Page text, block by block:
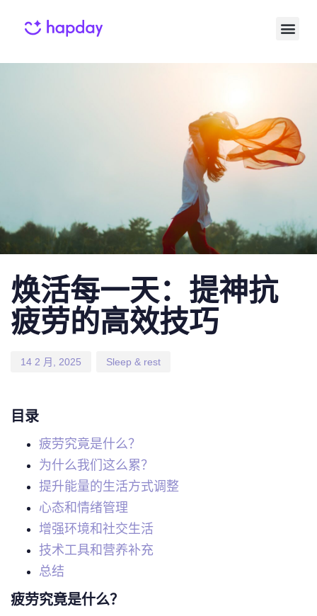
焕活每一天：提神抗
疲劳的高效技巧
on:
14 2 月, 2025 Sleep & rest
目录
疲劳究竟是什么？
为什么我们这么累？
提升能量的生活方式调整
心态和情绪管理
增强环境和社交生活
技术工具和营养补充
总结
疲劳究竟是什么？